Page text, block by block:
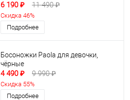
6 190 ₽ 11 490 ₽
Скидка 46%
Подробнее
Босоножки Paola для девочки,
чёрные
4 490 ₽ 9 990 ₽
Скидка 55%
Подробнее